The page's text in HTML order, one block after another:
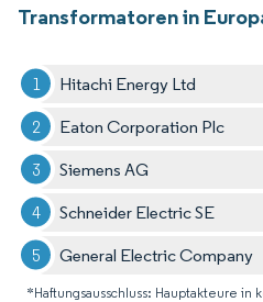
Transformatoren in
Hitachi Energy Ltd
Eaton Corporation Plc
Siemens AG
Schneider Electric SE
General Electric Company
*Haftungsausschluss: Hauptakteure